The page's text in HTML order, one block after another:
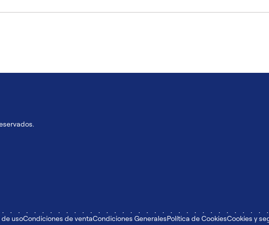
usoCondiciones de ventaCondiciones GeneralesPolítica de CookiesCookies y